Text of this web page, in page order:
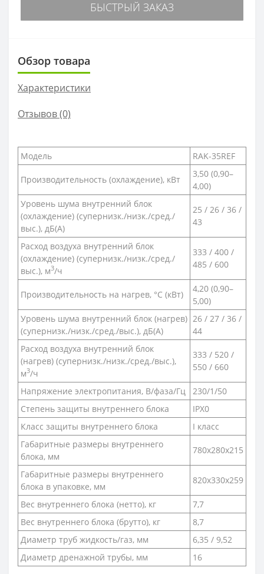
БЫСТРЫЙ ЗАКАЗ
Обзор товара
Характеристики
Отзывов (0)
Модель RAK-35REF
Производительность (охлаждение), кВт
3,50 (0,90–
4,00)
Уровень шума внутренний блок
(охлаждение) (супернизк./низк./сред./
выс.), дБ(A)
25 / 26 / 36 /
43
Расход воздуха внутренний блок
(охлаждение) (супернизк./низк./сред./
выс.), м3/ч
333 / 400 /
485 / 600
Производительность на нагрев, °С (кВт)
4,20 (0,90–
5,00)
Уровень шума внутренний блок (нагрев)
(супернизк./низк./сред./выс.), дБ(А)
26 / 27 / 36 /
44
Расход воздуха внутренний блок
(нагрев) (супернизк./низк./сред./выс.),
м3/ч
333 / 520 /
550 / 660
Напряжение электропитания, В/фаза/Гц
230/1/50
Степень защиты внутреннего блока
IPX0
Класс защиты внутреннего блока
I класс
Габаритные размеры внутреннего
блока, мм
780x280x215
Габаритные размеры внутреннего
блока в упаковке, мм
820x330x259
Вес внутреннего блока (нетто), кг
7,7
Вес внутреннего блока (брутто), кг
8,7
Диаметр труб жидкость/газ, мм
6,35 / 9,52
Диаметр дренажной трубы, мм
16